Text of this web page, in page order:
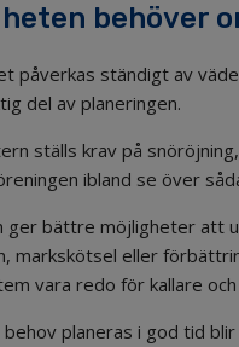
behöver
påverkas ständigt av
del av planeringen.
ställs krav på
ibland se över
ger bättre möjligheter att
markskötsel eller
vara redo för kallare
behov planeras i god tid